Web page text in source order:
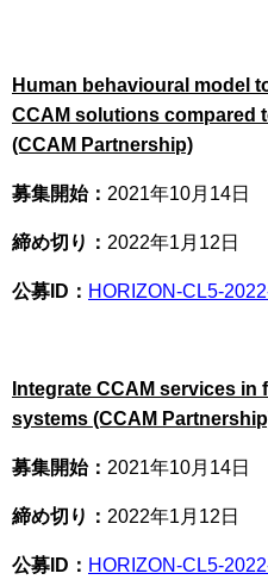
Human behavioural model
CCAM solutions compared
(CCAM Partnership)
募集開始： 2021年10月14日
締め切り： 2022年1月12日
公募ID： HORIZON-CL5-
Integrate CCAM services
systems (CCAM
募集開始： 2021年10月14日
締め切り： 2022年1月12日
公募ID： HORIZON-CL5-